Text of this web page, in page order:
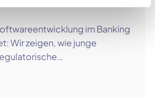
im Banking
Wir zeigen, wie junge